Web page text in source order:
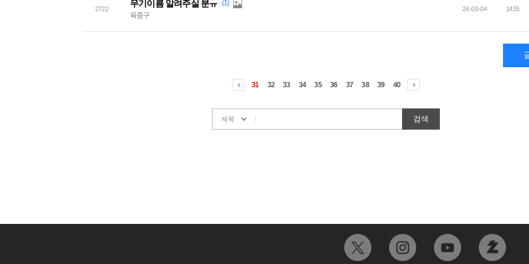
2722
무기이름 알려주실 분ㅠ (1)
육중구
26-03-04 1435
31 32 33 34 35 36 37 38 39 40